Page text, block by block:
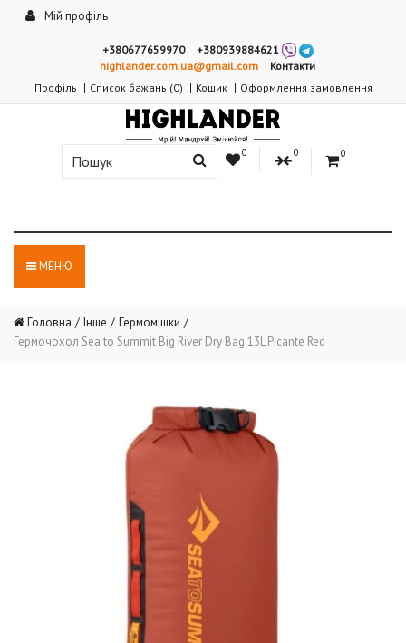
Мій профіль
+380677659970
+380939884621
highlander.com.ua@gmail.com
Контакти
Профіль
Список бажань (0) Кошик Оформлення замовлення
0 0 0
МЕНЮ
Головна Інше
Гермомішки
Гермочохол Sea to Summit Big River Dry Bag 13L Picante Red